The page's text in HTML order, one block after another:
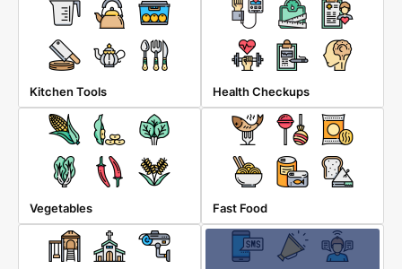
Kitchen Tools Health Checkups
Vegetables Fast Food